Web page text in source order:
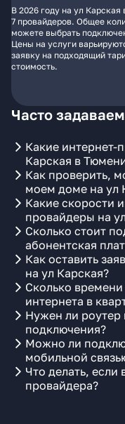
В 2026 году на ул
7 провайдеров. Общее
можете выбрать
Цены на услуги
заявку на подходящий
стоимость.
Часто
Какие интернет-
Карская в
Как проверить,
моем доме на ул
Какие скорости
провайдеры на
Сколько стоит
абонентская
Как оставить
на ул Карская?
Сколько
интернета в
Нужен ли роутер
подключения?
Можно ли
мобильной
Что делать,
провайдера?